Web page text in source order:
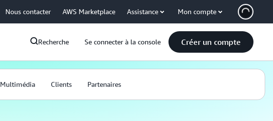
Nous contacter AWS Marketplace Assistance Mon compte
Recherche Se connecter à la console Créer un compte
Multimédia Clients Partenaires